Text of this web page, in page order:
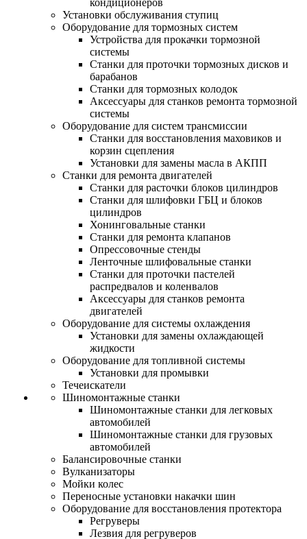
кондиционеров
Установки обслуживания ступиц
Оборудование для тормозных систем
Устройства для прокачки тормозной
системы
Станки для проточки тормозных дисков и
барабанов
Станки для тормозных колодок
Аксессуары для станков ремонта тормозной
системы
Оборудование для систем трансмиссии
Станки для восстановления маховиков и
корзин сцепления
Установки для замены масла в АКПП
Станки для ремонта двигателей
Станки для расточки блоков цилиндров
Станки для шлифовки ГБЦ и блоков
цилиндров
Хонинговальные станки
Станки для ремонта клапанов
Опрессовочные стенды
Ленточные шлифовальные станки
Станки для проточки пастелей
распредвалов и коленвалов
Аксессуары для станков ремонта
двигателей
Оборудование для системы охлаждения
Установки для замены охлаждающей
жидкости
Оборудование для топливной системы
Установки для промывки
Течеискатели
Шиномонтажные станки
Шиномонтажные станки для легковых
автомобилей
Шиномонтажные станки для грузовых
автомобилей
Балансировочные станки
Вулканизаторы
Мойки колес
Переносные установки накачки шин
Оборудование для восстановления протектора
Регруверы
Лезвия для регруверов